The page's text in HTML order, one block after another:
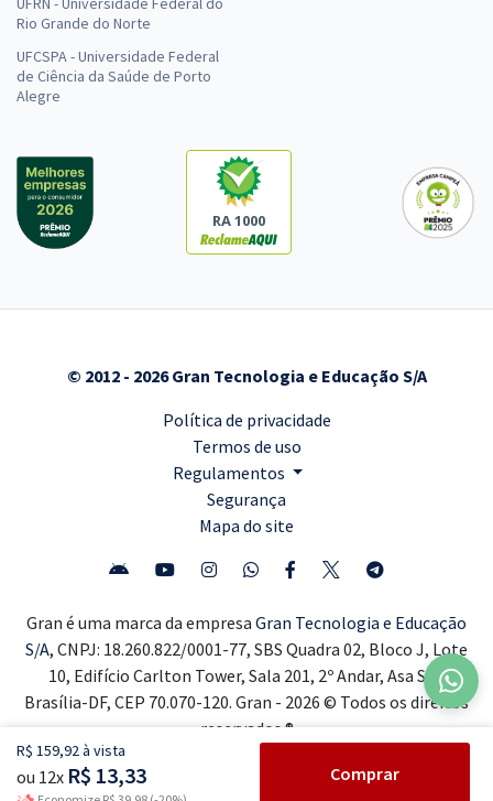
R$ 159,92 à vista
ou 12x R$ 13,33 Comprar
Rio Grande do Norte
UFCSPA - Universidade Federal
de Ciência da Saúde de Porto
Alegre
RA 1000
© 2012 - 2026 Gran Tecnologia e Educação S/A
Política de privacidade
Termos de uso
Regulamentos
Segurança
Mapa do site
Gran é uma marca da empresa Gran Tecnologia e Educação
S/A, CNPJ: 18.260.822/0001-77, SBS Quadra 02, Bloco J, Lote
10, Edifício Carlton Tower, Sala 201, 2º Andar, Asa Sul,
Brasília-DF, CEP 70.070-120. Gran - 2026 © Todos os direitos
reservados ®